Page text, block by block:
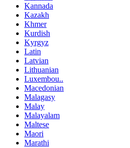
Kannada
Kazakh
Khmer
Kurdish
Kyrgyz
Latin
Latvian
Lithuanian
Luxembou..
Macedonian
Malagasy
Malay
Malayalam
Maltese
Maori
Marathi